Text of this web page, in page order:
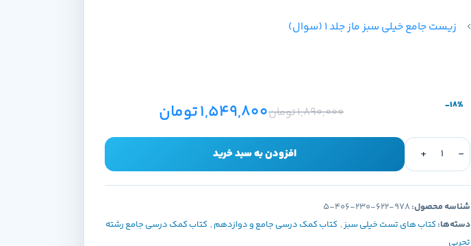
زیست جامع خیلی سبز ماز جلد 1 (سوال)
-18%
1,890,000تومان1,549,800تومان
افزودن به سبد خرید
شناسه محصول:978-622-230-406-5
دسته‌ها: کتاب های تست خیلی سبز, کتاب کمک درسی جامع و دوازدهم , کتاب کمک درسی جامع رشته
تجربی